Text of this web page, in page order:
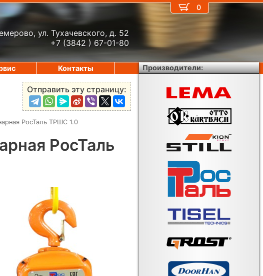
ул. Тухачевского, д. 52
+7 (3842 ) 67-01-80
Отправить эту страницу:
РосТаль ТРШС 1.0
РосТаль
0
Контакты Производители: